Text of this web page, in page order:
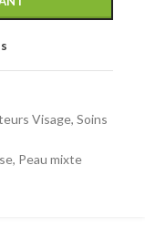
Visage, Soins
, Peau mixte